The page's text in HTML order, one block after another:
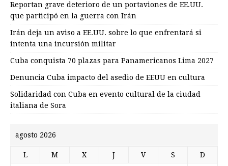
Reportan grave deterioro de un portaviones de EE.UU.
que participó en la guerra con Irán
Irán deja un aviso a EE.UU. sobre lo que enfrentará si
intenta una incursión militar
Cuba conquista 70 plazas para Panamericanos Lima 2027
Denuncia Cuba impacto del asedio de EEUU en cultura
Solidaridad con Cuba en evento cultural de la ciudad
italiana de Sora
agosto 2026
L M X J V S D